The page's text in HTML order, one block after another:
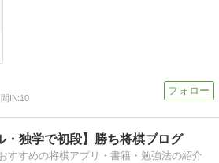
間IN:10
・独学で初段】勝ち将棋ブログ
すすめの将棋アプリ・書籍・勉強法の紹介